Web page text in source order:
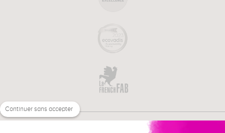
Continuer sans accepter